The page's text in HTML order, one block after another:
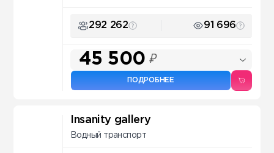
292 262 91 696
45 500 ₽
ПОДРОБНЕЕ
Insanity gallery
Водный транспорт